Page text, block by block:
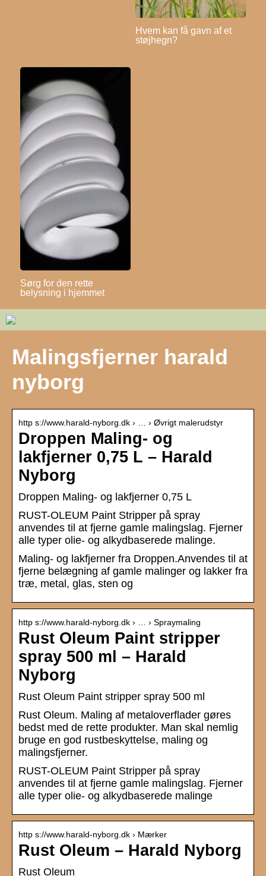
Hvem kan få gavn af et
støjhegn?
Sørg for den rette
belysning i hjemmet
Malingsfjerner harald
nyborg
http s://www.harald-nyborg.dk › … › Øvrigt malerudstyr
Droppen Maling- og
lakfjerner 0,75 L – Harald
Nyborg
Droppen Maling- og lakfjerner 0,75 L
RUST-OLEUM Paint Stripper på spray
anvendes til at fjerne gamle malingslag. Fjerner
alle typer olie- og alkydbaserede malinge.
Maling- og lakfjerner fra Droppen.Anvendes til at
fjerne belægning af gamle malinger og lakker fra
træ, metal, glas, sten og
http s://www.harald-nyborg.dk › … › Spraymaling
Rust Oleum Paint stripper
spray 500 ml – Harald
Nyborg
Rust Oleum Paint stripper spray 500 ml
Rust Oleum. Maling af metaloverflader gøres
bedst med de rette produkter. Man skal nemlig
bruge en god rustbeskyttelse, maling og
malingsfjerner.
RUST-OLEUM Paint Stripper på spray
anvendes til at fjerne gamle malingslag. Fjerner
alle typer olie- og alkydbaserede malinge
http s://www.harald-nyborg.dk › Mærker
Rust Oleum – Harald Nyborg
Rust Oleum